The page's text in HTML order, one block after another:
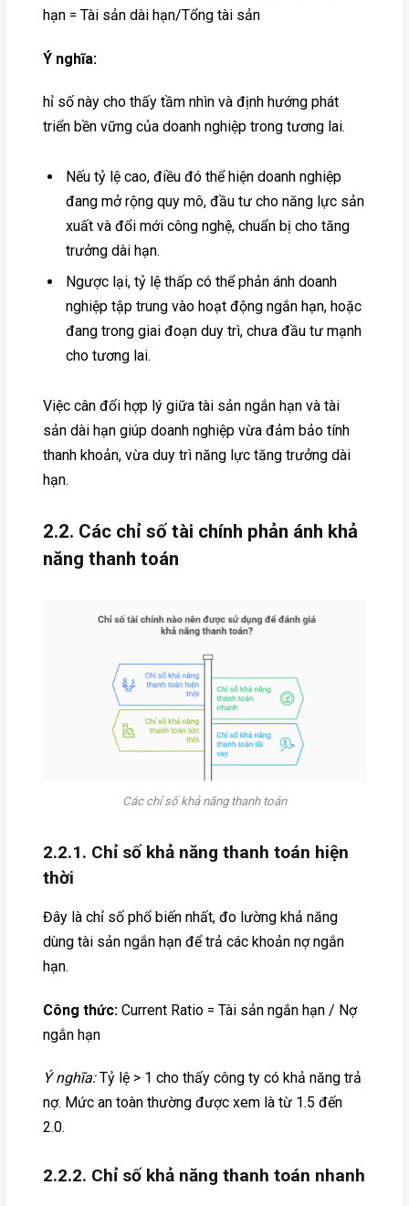
hạn = Tài sản dài hạn/Tổng tài sản
Ý nghĩa:
hỉ số này cho thấy tầm nhìn và định hướng phát
triển bền vững của doanh nghiệp trong tương lai.
Nếu tỷ lệ cao, điều đó thể hiện doanh nghiệp
đang mở rộng quy mô, đầu tư cho năng lực sản
xuất và đổi mới công nghệ, chuẩn bị cho tăng
trưởng dài hạn.
Ngược lại, tỷ lệ thấp có thể phản ánh doanh
nghiệp tập trung vào hoạt động ngắn hạn, hoặc
đang trong giai đoạn duy trì, chưa đầu tư mạnh
cho tương lai.
Việc cân đối hợp lý giữa tài sản ngắn hạn và tài
sản dài hạn giúp doanh nghiệp vừa đảm bảo tính
thanh khoản, vừa duy trì năng lực tăng trưởng dài
hạn.
2.2. Các chỉ số tài chính phản ánh khả
năng thanh toán
Các chỉ số khả năng thanh toán
2.2.1. Chỉ số khả năng thanh toán hiện
thời
Đây là chỉ số phổ biến nhất, đo lường khả năng
dùng tài sản ngắn hạn để trả các khoản nợ ngắn
hạn.
Công thức: Current Ratio = Tài sản ngắn hạn / Nợ
ngắn hạn
Ý nghĩa:Tỷ lệ > 1 cho thấy công ty có khả năng trả
nợ. Mức an toàn thường được xem là từ 1.5 đến
2.0.
2.2.2. Chỉ số khả năng thanh toán nhanh